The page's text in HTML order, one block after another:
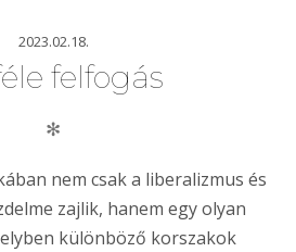
2023.02.18.
felfogás
✻
nem csak a liberalizmus és
zajlik, hanem egy olyan
különböző korszakok